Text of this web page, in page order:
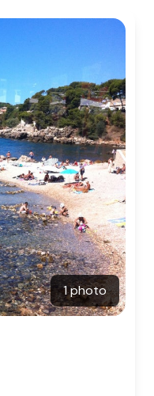
1 photo